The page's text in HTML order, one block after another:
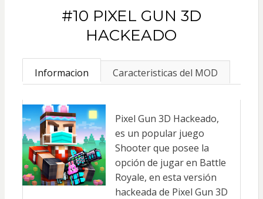
#10 PIXEL GUN 3D
HACKEADO
Informacion Caracteristicas del MOD
Pixel Gun 3D Hackeado,
es un popular juego
Shooter que posee la
opción de jugar en Battle
Royale, en esta versión
hackeada de Pixel Gun 3D